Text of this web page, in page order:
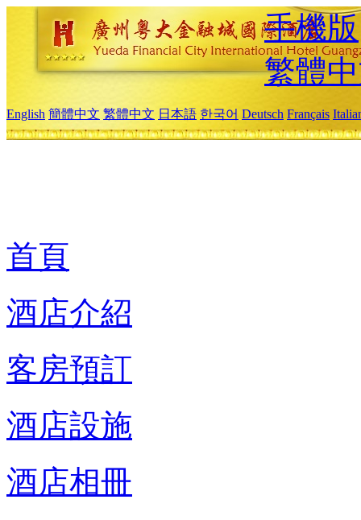
手機版
繁體
English 簡體中文 繁體中文 日本語 한국어 Deutsch Français
首頁
酒店介紹
客房預訂
酒店設施
酒店相冊